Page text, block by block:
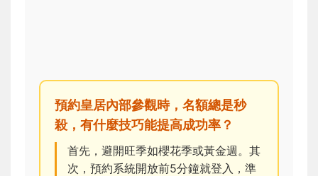
預約皇居內部參觀時，名額總是秒
殺，有什麼技巧能提高成功率？
首先，避開旺季如櫻花季或黃金週。其
次，預約系統開放前5分鐘就登入，準